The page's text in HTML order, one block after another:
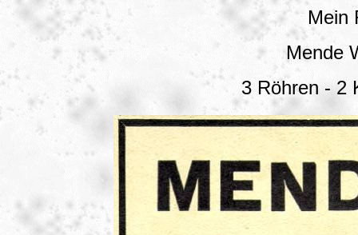
Mein
Mende
3 Röhren - 2